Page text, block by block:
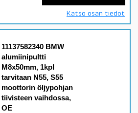
Katso osan tiedot
11137582340 BMW
alumiinipultti
M8x50mm, 1kpl
tarvitaan N55, S55
moottorin öljypohjan
tiivisteen vaihdossa,
OE